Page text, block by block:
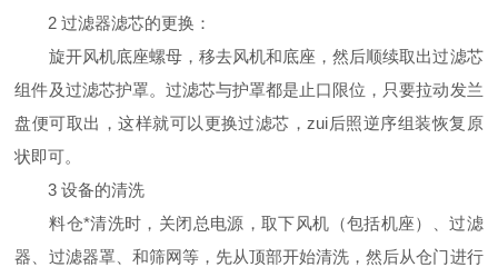
2 过滤器滤芯的更换：
旋开风机底座螺母，移去风机和底座，然后顺续取出过滤芯
组件及过滤芯护罩。过滤芯与护罩都是止口限位，只要拉动发兰
盘便可取出，这样就可以更换过滤芯，zui后照逆序组装恢复原
状即可。
3 设备的清洗
料仓*清洗时，关闭总电源，取下风机（包括机座）、过滤
器、过滤器罩、和筛网等，先从顶部开始清洗，然后从仓门进行